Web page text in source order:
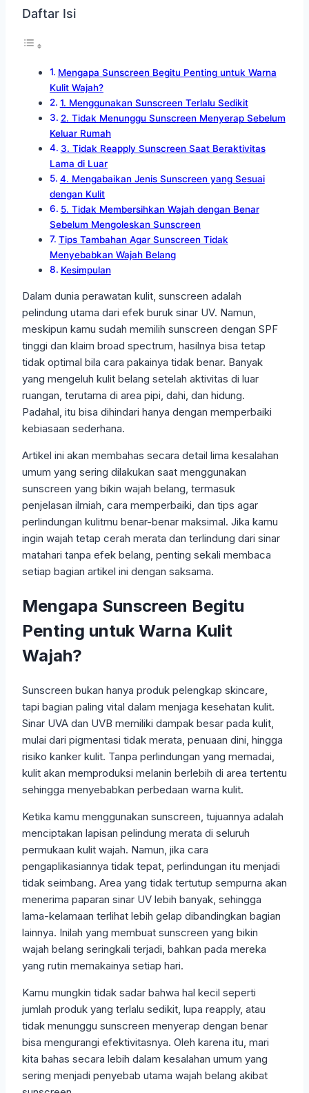
Daftar Isi
Mengapa Sunscreen Begitu Penting untuk Warna
Kulit Wajah?
1. Menggunakan Sunscreen Terlalu Sedikit
2. Tidak Menunggu Sunscreen Menyerap Sebelum
Keluar Rumah
3. Tidak Reapply Sunscreen Saat Beraktivitas
Lama di Luar
4. Mengabaikan Jenis Sunscreen yang Sesuai
dengan Kulit
5. Tidak Membersihkan Wajah dengan Benar
Sebelum Mengoleskan Sunscreen
Tips Tambahan Agar Sunscreen Tidak
Menyebabkan Wajah Belang
Kesimpulan
Dalam dunia perawatan kulit, sunscreen adalah
pelindung utama dari efek buruk sinar UV. Namun,
meskipun kamu sudah memilih sunscreen dengan SPF
tinggi dan klaim broad spectrum, hasilnya bisa tetap
tidak optimal bila cara pakainya tidak benar. Banyak
yang mengeluh kulit belang setelah aktivitas di luar
ruangan, terutama di area pipi, dahi, dan hidung.
Padahal, itu bisa dihindari hanya dengan memperbaiki
kebiasaan sederhana.
Artikel ini akan membahas secara detail lima kesalahan
umum yang sering dilakukan saat menggunakan
sunscreen yang bikin wajah belang, termasuk
penjelasan ilmiah, cara memperbaiki, dan tips agar
perlindungan kulitmu benar-benar maksimal. Jika kamu
ingin wajah tetap cerah merata dan terlindung dari sinar
matahari tanpa efek belang, penting sekali membaca
setiap bagian artikel ini dengan saksama.
Mengapa Sunscreen Begitu
Penting untuk Warna Kulit
Wajah?
Sunscreen bukan hanya produk pelengkap skincare,
tapi bagian paling vital dalam menjaga kesehatan kulit.
Sinar UVA dan UVB memiliki dampak besar pada kulit,
mulai dari pigmentasi tidak merata, penuaan dini, hingga
risiko kanker kulit. Tanpa perlindungan yang memadai,
kulit akan memproduksi melanin berlebih di area tertentu
sehingga menyebabkan perbedaan warna kulit.
Ketika kamu menggunakan sunscreen, tujuannya adalah
menciptakan lapisan pelindung merata di seluruh
permukaan kulit wajah. Namun, jika cara
pengaplikasiannya tidak tepat, perlindungan itu menjadi
tidak seimbang. Area yang tidak tertutup sempurna akan
menerima paparan sinar UV lebih banyak, sehingga
lama-kelamaan terlihat lebih gelap dibandingkan bagian
lainnya. Inilah yang membuat sunscreen yang bikin
wajah belang seringkali terjadi, bahkan pada mereka
yang rutin memakainya setiap hari.
Kamu mungkin tidak sadar bahwa hal kecil seperti
jumlah produk yang terlalu sedikit, lupa reapply, atau
tidak menunggu sunscreen menyerap dengan benar
bisa mengurangi efektivitasnya. Oleh karena itu, mari
kita bahas secara lebih dalam kesalahan umum yang
sering menjadi penyebab utama wajah belang akibat